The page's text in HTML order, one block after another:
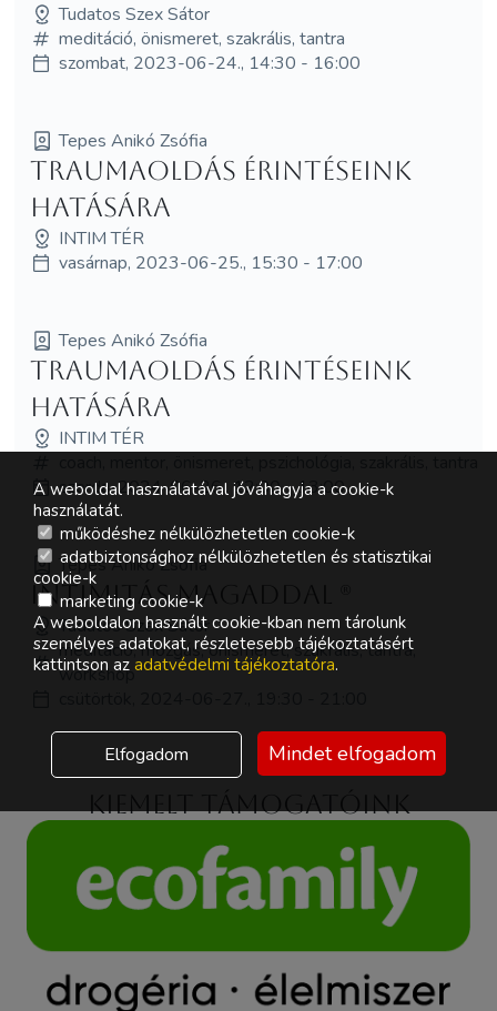
Tudatos Szex Sátor
meditáció, önismeret, szakrális, tantra
szombat, 2023-06-24., 14:30 - 16:00
Tepes Anikó Zsófia
Traumaoldás érintéseink
hatására
INTIM TÉR
vasárnap, 2023-06-25., 15:30 - 17:00
Tepes Anikó Zsófia
Traumaoldás érintéseink
hatására
INTIM TÉR
szerda, 2024-06-26., 12:00 - 13:00
Tepes Anikó Zsófia
Intimitás magaddal (R)
Tudatos Szex Sátor
meditáció, mozgás, önismeret, szakrális, tantra,
workshop
Kiemelt támogatóink
A weboldal használatával jóváhagyja a cookie-k
használatát.
működéshez nélkülözhetetlen cookie-k
adatbiztonsághoz nélkülözhetetlen és statisztikai
cookie-k
marketing cookie-k
A weboldalon használt cookie-kban nem tárolunk
személyes adatokat, részletesebb tájékoztatásért
kattintson az adatvédelmi tájékoztatóra.
Elfogadom Mindet elfogadom